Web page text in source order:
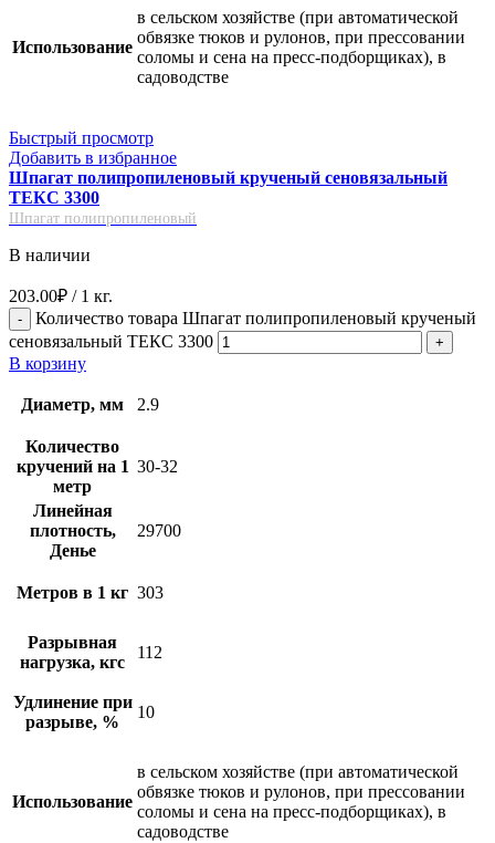
Использование
в сельском хозяйстве (при автоматической
обвязке тюков и рулонов, при прессовании
соломы и сена на пресс-подборщиках), в
садоводстве
Быстрый просмотр
Добавить в избранное
Шпагат полипропиленовый крученый сеновязальный
ТЕКС 3300
Шпагат полипропиленовый
В наличии
203.00₽ / 1 кг.
Количество товара Шпагат полипропиленовый крученый
сеновязальный ТЕКС 3300
В корзину
Диаметр, мм 2.9
Количество
кручений на 1
метр
30-32
Линейная
плотность,
Денье
29700
Метров в 1 кг 303
Разрывная
нагрузка, кгс
112
Удлинение при
разрыве, %
10
Использование
в сельском хозяйстве (при автоматической
обвязке тюков и рулонов, при прессовании
соломы и сена на пресс-подборщиках), в
садоводстве